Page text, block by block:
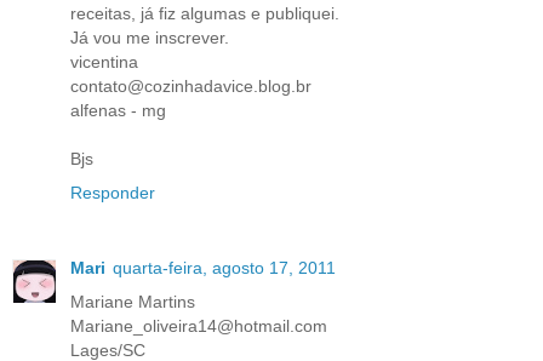
receitas, já fiz algumas e publiquei.
Já vou me inscrever.
vicentina
contato@cozinhadavice.blog.br
alfenas - mg
Bjs
Responder
Mari quarta-feira, agosto 17, 2011
Mariane Martins
Mariane_oliveira14@hotmail.com
Lages/SC